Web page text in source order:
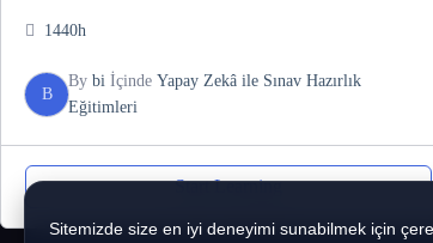
1440h
B
By bi İçinde Yapay Zekâ ile Sınav Hazırlık
Eğitimleri
Start Learning
Sitemizde size en iyi deneyimi sunabilmek için